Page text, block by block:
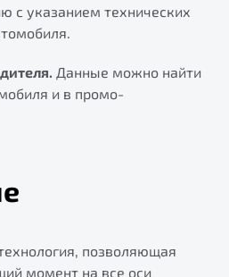
с указанием технических
Данные можно найти
и в промо-
позволяющая
момент на все оси